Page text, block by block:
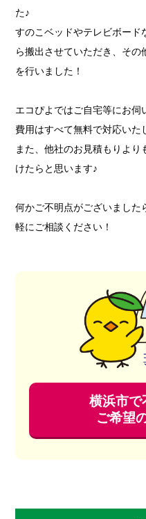
た♪
すのこベッドやテレビボード
ら搬出させていただき、そ
を行いました！
エコぴよではご自宅等にお
費用はすべて無料で対応いた
また、他社のお見積もりよ
けたらと思います♪
何かご不明点がございました
軽にご相談ください！
横浜市で
ご希望